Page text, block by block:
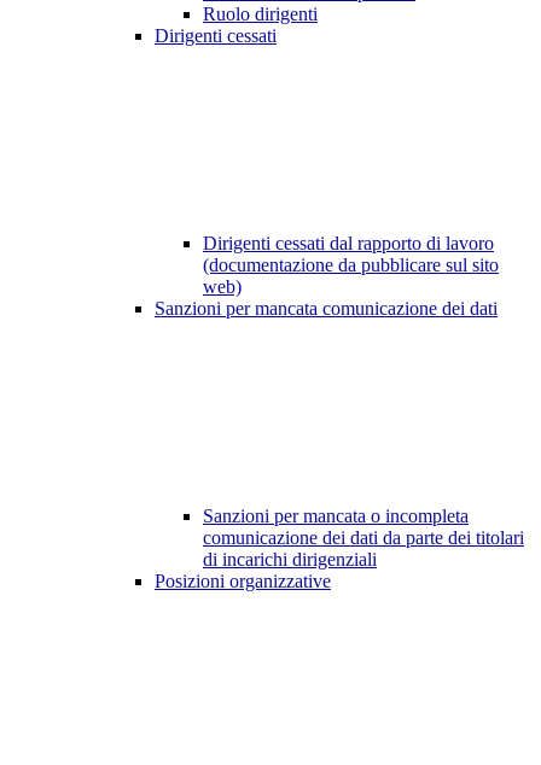
Ruolo dirigenti
Dirigenti cessati
Dirigenti cessati dal rapporto di lavoro
(documentazione da pubblicare sul sito
web)
Sanzioni per mancata comunicazione dei dati
Sanzioni per mancata o incompleta
comunicazione dei dati da parte dei titolari
di incarichi dirigenziali
Posizioni organizzative